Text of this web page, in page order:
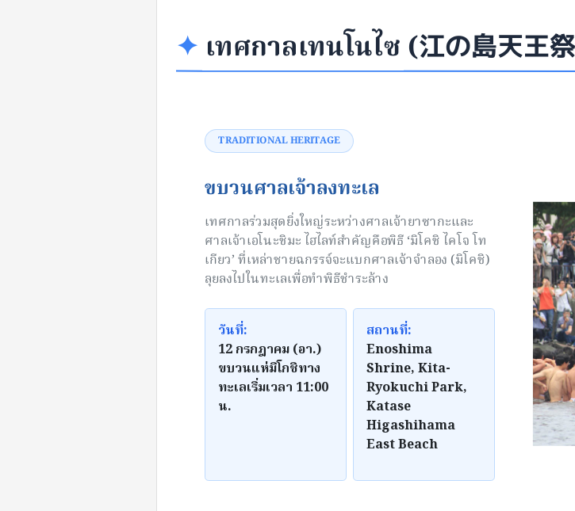
✦ เทศกาลเทนโนไซ (江の島天王
TRADITIONAL HERITAGE
ขบวนศาลเจ้าลงทะเล
เทศกาลร่วมสุดยิ่งใหญ่ระหว่างศาลเจ้ายาซากะและ
ศาลเจ้าเอโนะชิมะ ไฮไลท์สำคัญคือพิธี ‘มิโคชิ ไคโจ โท
เกียว’ ที่เหล่าชายฉกรรจ์จะแบกศาลเจ้าจำลอง (มิโคชิ)
ลุยลงไปในทะเลเพื่อทำพิธีชำระล้าง
วันที่:
12 กรกฎาคม (อา.)
ขบวนแห่มิโกชิทาง
ทะเลเริ่มเวลา 11:00
น.
สถานที่:
Enoshima
Shrine, Kita-
Ryokuchi Park,
Katase
Higashihama
East Beach